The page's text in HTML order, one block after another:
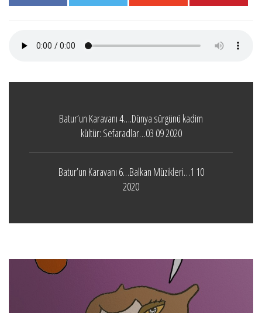
Batur’un Karavanı 4….Dünya sürgünü kadim
kültür: Sefaradlar…03 09 2020
Batur’un Karavanı 6…Balkan Müzikleri…1 10
2020